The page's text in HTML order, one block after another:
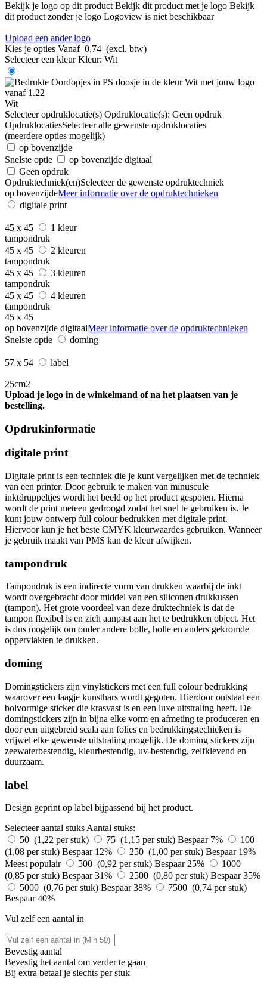
Bekijk je logo op dit product Bekijk dit product met je logo Bekijk
dit product zonder je logo Logoview is niet beschikbaar
Upload een ander logo
Kies je opties Vanaf 0,74 (excl. btw)
Selecteer een kleur Kleur: Wit
Wit
Selecteer opdruklocatie(s) Opdruklocatie(s): Geen opdruk
OpdruklocatiesSelecteer alle gewenste opdruklocaties
(meerdere opties mogelijk)
op bovenzijde
Snelste optie
op bovenzijde digitaal
Geen opdruk
Opdruktechniek(en)Selecteer de gewenste opdruktechniek
op bovenzijdeMeer informatie over de opdruktechnieken
digitale print
45 x 45
1 kleur
tampondruk
45 x 45
2 kleuren
tampondruk
45 x 45
3 kleuren
tampondruk
45 x 45
4 kleuren
tampondruk
45 x 45
op bovenzijde digitaalMeer informatie over de opdruktechnieken
Snelste optie
doming
57 x 54 label
25cm2
Upload je logo in de winkelmand of na het plaatsen van je
bestelling.
Opdrukinformatie
digitale print
Digitale print is een techniek die je kunt vergelijken met de techniek
van een printer. Door gebruik te maken van minuscule
inktdruppeltjes wordt het beeld op het product gespoten. Hierna
wordt de print meteen gedroogd zodat het snel te gebruiken is. Je
kunt jouw ontwerp full colour bedrukken met digitale print.
Hiervoor kun je het beste CMYK kleurwaardes gebruiken. Wanneer
je gebruik maakt van PMS kan de kleur afwijken.
tampondruk
Tampondruk is een indirecte vorm van drukken waarbij de inkt
wordt overgebracht door middel van een siliconen drukkussen
(tampon). Het grote voordeel van deze druktechniek is dat de
tampon flexibel is en zich aanpast aan het te bedrukken object. Het
is dus mogelijk om onder andere bolle, holle en anders gekromde
oppervlakten te drukken.
doming
Domingstickers zijn vinylstickers met een full colour bedrukking
waarover een laagje kunsthars wordt gegoten. Hierdoor ontstaat een
bolvormige sticker die krasvast is en een luxe uitstraling heeft. De
domingstickers zijn in bijna elke vorm en afmeting te produceren en
door een uitgebreid scala aan folies en bedrukkingstechieken is
vrijwel elke gewenste uitstraling mogelijk. De doming stickers zijn
zeewaterbestendig, kleurbestendig, uv-bestendig, zelfklevend en
duurzaam.
label
Design geprint op label bijpassend bij het product.
Selecteer aantal stuks Aantal stuks:
50 (1,22 per stuk)
75 (1,15 per stuk) Bespaar 7%
100
(1,08 per stuk) Bespaar 12% 250 (1,00 per stuk) Bespaar 19%
Meest populair
500 (0,92 per stuk) Bespaar 25%
1000
(0,85 per stuk) Bespaar 31% 2500 (0,80 per stuk) Bespaar 35%
5000 (0,76 per stuk) Bespaar 38%
7500 (0,74 per stuk)
Bespaar 40%
Vul zelf een aantal in
Bevestig aantal
Bevestig het aantal om verder te gaan
Bij extra betaal je slechts per stuk